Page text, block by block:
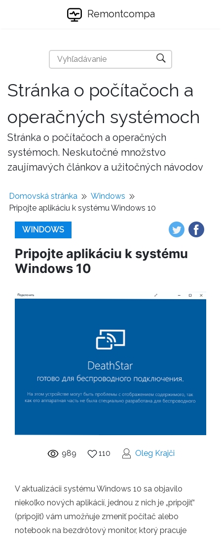
Remontcompa
Stránka o počítačoch a
operačných systémoch
Stránka o počítačoch a operačných
systémoch. Neskutočné množstvo
zaujímavých článkov a užitočných návodov
Domovská stránka
Windows
Pripojte aplikáciu k systému Windows 10
WINDOWS
Pripojte aplikáciu k systému
Windows 10
989 110 Oleg Krajči
V aktualizácii systému Windows 10 sa objavilo
niekoľko nových aplikácií, jednou z nich je „pripojiť“
(pripojiť) vám umožňuje zmeniť počítač alebo
notebook na bezdrôtový monitor, ktorý pracuje